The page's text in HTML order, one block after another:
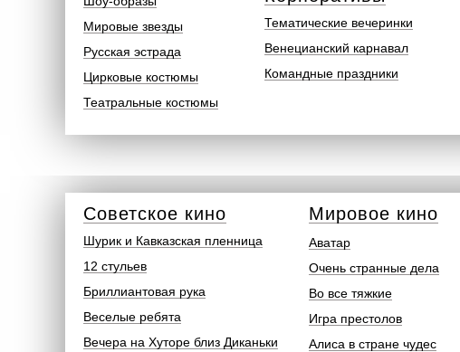
Мировые звезды
Русская эстрада
Цирковые костюмы
Театральные костюмы
Тематические вечеринки
Венецианский карнавал
Командные праздники
Советское кино
Шурик и Кавказская пленница
12 стульев
Бриллиантовая рука
Веселые ребята
Вечера на Хуторе близ Диканьки
Мировое кино
Аватар
Очень странные дела
Во все тяжкие
Игра престолов
Алиса в стране чудес